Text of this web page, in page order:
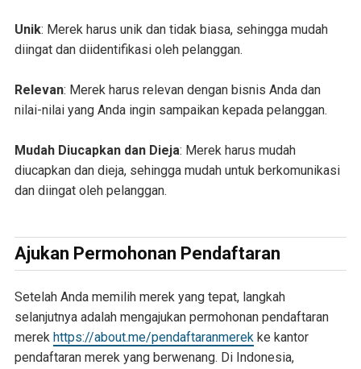
Unik: Merek harus unik dan tidak biasa, sehingga mudah
diingat dan diidentifikasi oleh pelanggan.
Relevan: Merek harus relevan dengan bisnis Anda dan
nilai-nilai yang Anda ingin sampaikan kepada pelanggan.
Mudah Diucapkan dan Dieja: Merek harus mudah
diucapkan dan dieja, sehingga mudah untuk berkomunikasi
dan diingat oleh pelanggan.
Ajukan Permohonan Pendaftaran
Setelah Anda memilih merek yang tepat, langkah
selanjutnya adalah mengajukan permohonan pendaftaran
merek https://about.me/pendaftaranmerekke kantor
pendaftaran merek yang berwenang. Di Indonesia,